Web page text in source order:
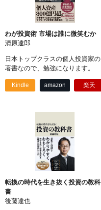
わが投資術 市場は誰に微笑むか
清原達郎
日本トップクラスの個人投資家の
著書なので、勉強になります。
Kindle amazon 楽天
転換の時代を生き抜く投資の教科
書
後藤達也